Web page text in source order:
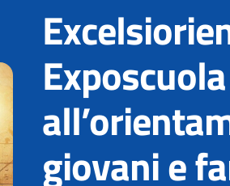
giovani e